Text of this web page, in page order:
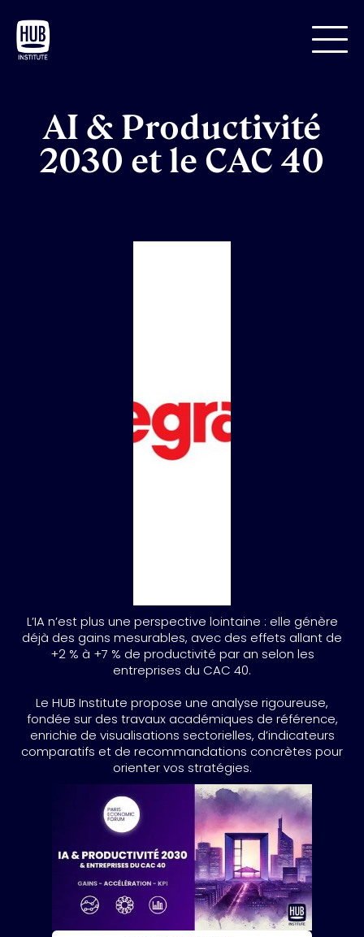
AI & Productivité
2030 et le CAC 40
L’IA n’est plus une perspective lointaine : elle génère
déjà des gains mesurables, avec des effets allant de
+2 % à +7 % de productivité par an selon les
entreprises du CAC 40.
Le HUB Institute propose une analyse rigoureuse,
fondée sur des travaux académiques de référence,
enrichie de visualisations sectorielles, d’indicateurs
comparatifs et de recommandations concrètes pour
orienter vos stratégies.